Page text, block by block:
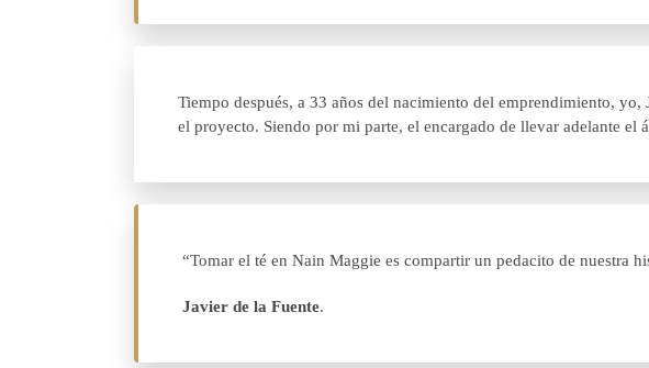
Tiempo después, a 33 años del nacimiento del emprendimiento,
el proyecto. Siendo por mi parte, el encargado de llevar adelante el
“Tomar el té en Nain Maggie es compartir un pedacito de nuestra
Javier de la Fuente.